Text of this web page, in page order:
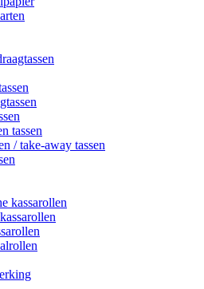
tassen
/ take-away tassen
kassarollen